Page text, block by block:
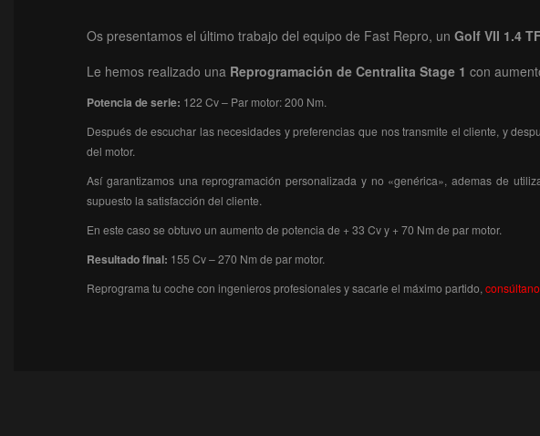
Os presentamos el último trabajo del equipo de Fast Repro, un Golf VII 1.4
Le hemos realizado una Reprogramación de Centralita Stage 1 con
Potencia de serie: 122 Cv – Par motor: 200 Nm.
Después de escuchar las necesidades y preferencias que nos transmite el cliente, y
del motor.
Así garantizamos una reprogramación personalizada y no «genérica», ademas de
supuesto la satisfacción del cliente.
En este caso se obtuvo un aumento de potencia de + 33 Cv y + 70 Nm de par motor.
Resultado final: 155 Cv – 270 Nm de par motor.
Reprograma tu coche con ingenieros profesionales y sacarle el máximo partido,